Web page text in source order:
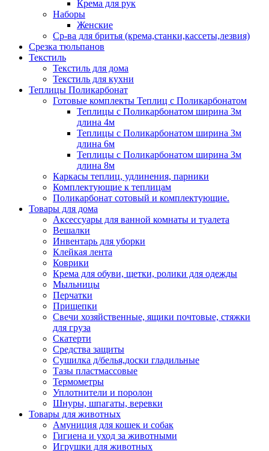
Крема для рук
Наборы
Женские
Ср-ва для бритья (крема,станки,кассеты,лезвия)
Срезка тюльпанов
Текстиль
Текстиль для дома
Текстиль для кухни
Теплицы Поликарбонат
Готовые комплекты Теплиц с Поликарбонатом
Теплицы с Поликарбонатом ширина 3м
длина 4м
Теплицы с Поликарбонатом ширина 3м
длина 6м
Теплицы с Поликарбонатом ширина 3м
длина 8м
Каркасы теплиц, удлинения, парники
Комплектующие к теплицам
Поликарбонат сотовый и комплектующие.
Товары для дома
Аксессуары для ванной комнаты и туалета
Вешалки
Инвентарь для уборки
Клейкая лента
Коврики
Крема для обуви, щетки, ролики для одежды
Мыльницы
Перчатки
Прищепки
Свечи хозяйственные, ящики почтовые, стяжки
для груза
Скатерти
Средства защиты
Сушилка д/белья,доски гладильные
Тазы пластмассовые
Термометры
Уплотнители и поролон
Шнуры, шпагаты, веревки
Товары для животных
Амуниция для кошек и собак
Гигиена и уход за животными
Игрушки для животных